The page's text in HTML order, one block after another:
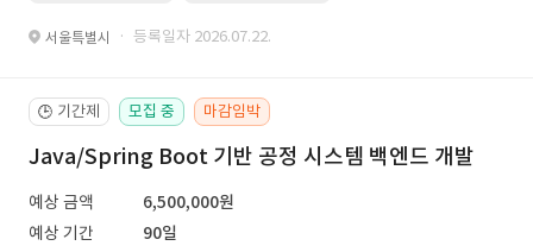
서울특별시 · 등록일자 2026.07.22.
🕒 기간제 모집 중 마감임박
Java/Spring Boot 기반 공정 시스템 백엔드 개발
예상 금액
6,500,000원
예상 기간
90일